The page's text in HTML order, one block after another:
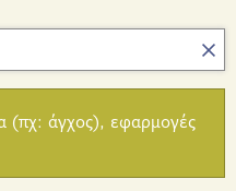
(πχ: άγχος), εφαρμογές